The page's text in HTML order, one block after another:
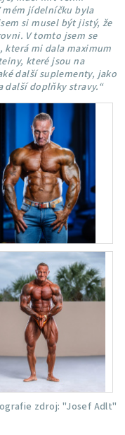
jídelníčku byla
si musel být jistý, že
V tomto jsem se
která mi dala maximum
které jsou na
další suplementy, jako
doplňky stravy.“
zdroj: "Josef Adlt"